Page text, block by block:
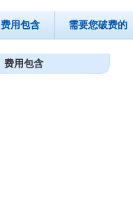
费用包含 需要您破费的
费用包含